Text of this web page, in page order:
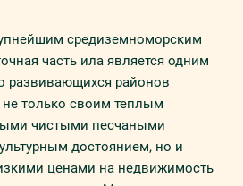
средиземноморским
часть ила является одним
развивающихся районов
только своим теплым
чистыми песчаными
достоянием, но и
ценами на недвижимость